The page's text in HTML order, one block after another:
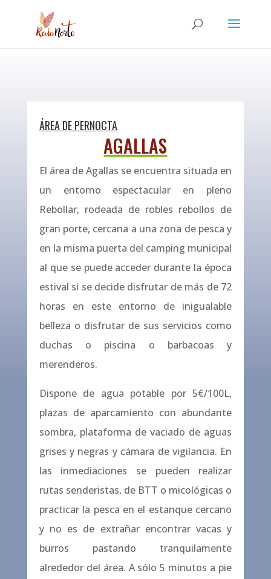
ÁREA DE PERNOCTA
AGALLAS
El área de Agallas se encuentra situada en
un entorno espectacular en pleno
Rebollar, rodeada de robles rebollos de
gran porte, cercana a una zona de pesca y
en la misma puerta del camping municipal
al que se puede acceder durante la época
estival si se decide disfrutar de más de 72
horas en este entorno de inigualable
belleza o disfrutar de sus servicios como
duchas o piscina o barbacoas y
merenderos.
Dispone de agua potable por 5€/100L,
plazas de aparcamiento con abundante
sombra, plataforma de vaciado de aguas
grises y negras y cámara de vigilancia. En
las inmediaciones se pueden realizar
rutas senderistas, de BTT o micológicas o
practicar la pesca en el estanque cercano
y no es de extrañar encontrar vacas y
burros pastando tranquilamente
alrededor del área. A sólo 5 minutos a pie